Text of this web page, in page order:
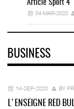
Article Sport 4
04-MAR-2020
BUSINESS
14-SEP-2020 BY
L'ENSEIGNE RED